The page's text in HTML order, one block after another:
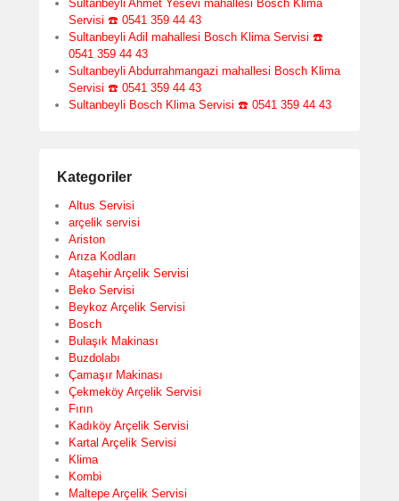
Sultanbeyli Ahmet Yesevi mahallesi Bosch Klima
Servisi ☎️ 0541 359 44 43
Sultanbeyli Adil mahallesi Bosch Klima Servisi ☎️
0541 359 44 43
Sultanbeyli Abdurrahmangazi mahallesi Bosch Klima
Servisi ☎️ 0541 359 44 43
Sultanbeyli Bosch Klima Servisi ☎️ 0541 359 44 43
Kategoriler
Altus Servisi
arçelik servisi
Ariston
Arıza Kodları
Ataşehir Arçelik Servisi
Beko Servisi
Beykoz Arçelik Servisi
Bosch
Bulaşık Makinası
Buzdolabı
Çamaşır Makinası
Çekmeköy Arçelik Servisi
Fırın
Kadıköy Arçelik Servisi
Kartal Arçelik Servisi
Klima
Kombi
Maltepe Arçelik Servisi